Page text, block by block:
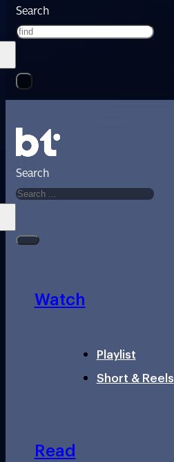
Search
Search
Watch
Playlist
Short & Reels
Read